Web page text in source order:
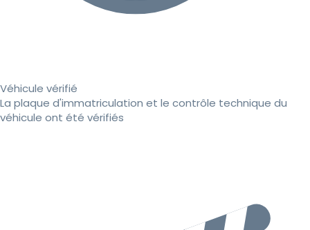
Véhicule vérifié
La plaque d'immatriculation et le contrôle technique du
véhicule ont été vérifiés